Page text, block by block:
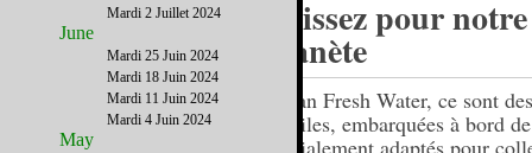
Agissez pour notre
Planète
Ocean Fresh Water, ce sont
mobiles, embarquées à bord
spécialement adaptés pour
Mardi 2 Juillet 2024
June
Mardi 25 Juin 2024
Mardi 18 Juin 2024
Mardi 11 Juin 2024
Mardi 4 Juin 2024
May